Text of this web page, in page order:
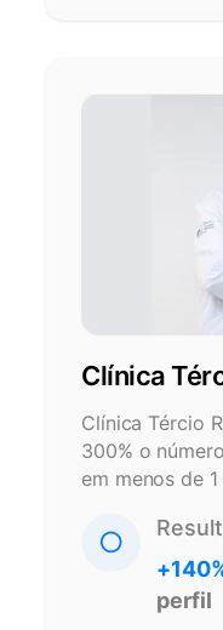
Clínica
Clínica Tércio
300% o
em menos de
perfil